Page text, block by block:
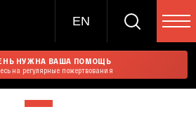
EN
НУЖНА ВАША ПОМОЩЬ
на регулярные пожертвования